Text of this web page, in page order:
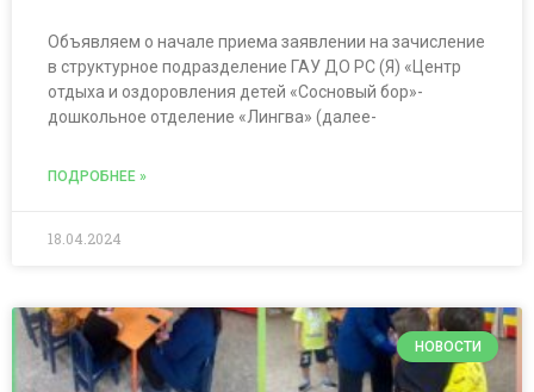
Объявляем о начале приема заявлении на зачисление
в структурное подразделение ГАУ ДО РС (Я) «Центр
отдыха и оздоровления детей «Сосновый бор»-
дошкольное отделение «Лингва» (далее-
ПОДРОБНЕЕ »
18.04.2024
НОВОСТИ